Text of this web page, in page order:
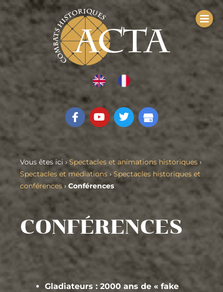
Vous êtes ici › Spectacles et animations historiques›
Spectacles et médiations › Spectacles historiques et
conférences › Conférences
CONFÉRENCES
Gladiateurs : 2000 ans de « fake